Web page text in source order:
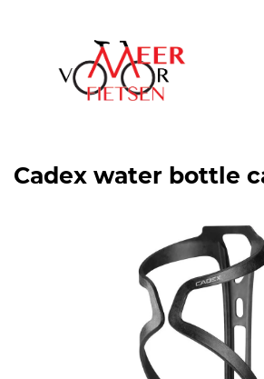
Cadex water bottle